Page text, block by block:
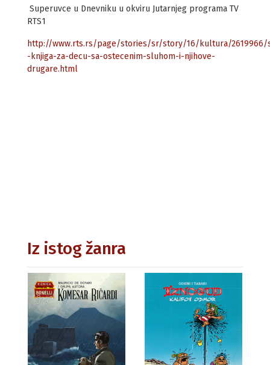
Superuvce u Dnevniku u okviru Jutarnjeg programa TV
RTS1
http://www.rts.rs/page/stories/sr/story/16/kultura/2619966/
-knjiga-za-decu-sa-ostecenim-sluhom-i-njihove-
drugare.html
Iz istog žanra